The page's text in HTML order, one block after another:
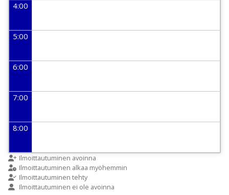
4:00
5:00
6:00
7:00
8:00
9:00
10:00
Ilmoittautuminen avoinna
Ilmoittautuminen alkaa myöhemmin
Ilmoittautuminen tehty
Ilmoittautuminen ei ole avoinna